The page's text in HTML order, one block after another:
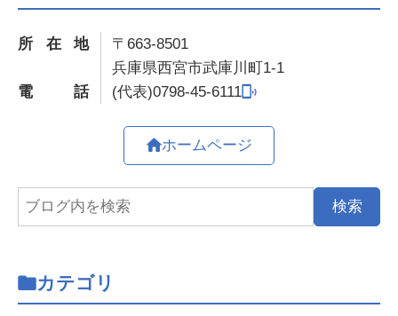
所在地
〒663-8501
兵庫県西宮市武庫川町1-1
電話
0798-45-6111
ホームページ
カテゴリ